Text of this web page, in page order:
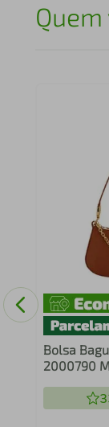
Bolsa
2000790